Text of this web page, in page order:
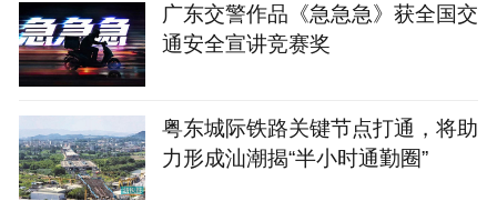
广东交警作品《急急急》获全国交
通安全宣讲竞赛奖
粤东城际铁路关键节点打通，将助
力形成汕潮揭“半小时通勤圈”